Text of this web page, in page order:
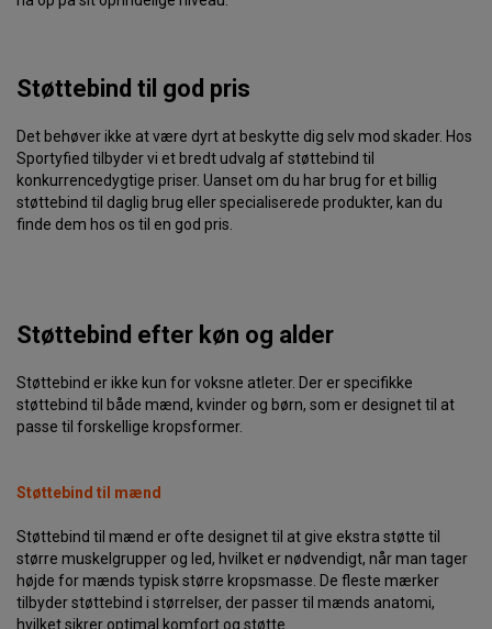
Støttebind til god pris
Det behøver ikke at være dyrt at beskytte dig selv mod skader. Hos
Sportyfied tilbyder vi et bredt udvalg af støttebind til
konkurrencedygtige priser. Uanset om du har brug for et billig
støttebind til daglig brug eller specialiserede produkter, kan du
finde dem hos os til en god pris.
Støttebind efter køn og alder
Støttebind er ikke kun for voksne atleter. Der er specifikke
støttebind til både mænd, kvinder og børn, som er designet til at
passe til forskellige kropsformer.
Støttebind til mænd
Støttebind til mænd er ofte designet til at give ekstra støtte til
større muskelgrupper og led, hvilket er nødvendigt, når man tager
højde for mænds typisk større kropsmasse. De fleste mærker
tilbyder støttebind i størrelser, der passer til mænds anatomi,
hvilket sikrer optimal komfort og støtte.